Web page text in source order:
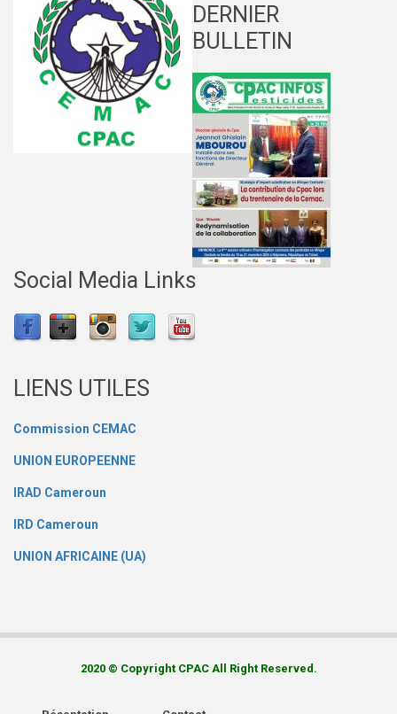
DERNIER
BULLETIN
Social Media Links
LIENS UTILES
Commission CEMAC
UNION EUROPEENNE
IRAD Cameroun
IRD Cameroun
UNION AFRICAINE (UA)
2020 © Copyright CPAC All Right Reserved.